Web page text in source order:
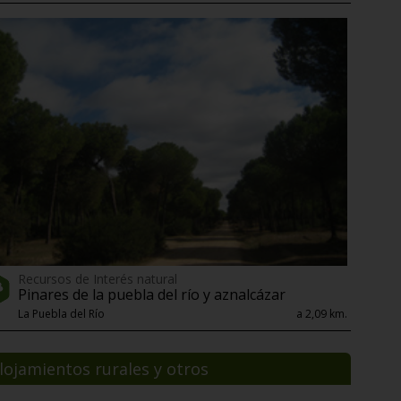
Recursos de Interés natural
Pinares de la puebla del río y aznalcázar
La Puebla del Río a 2,09 km.
rurales y otros